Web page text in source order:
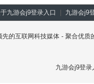
九游会j9登录入口 九游会j9
先的互联网科技媒体 - 聚合优
九游会j9登